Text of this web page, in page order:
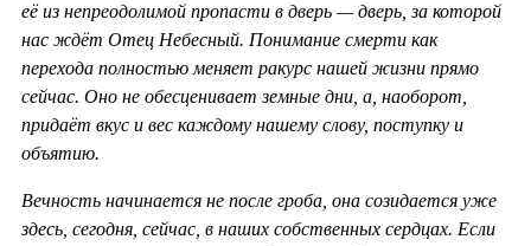
её из непреодолимой пропасти в дверь — дверь, за которой
нас ждёт Отец Небесный. Понимание смерти как
перехода полностью меняет ракурс нашей жизни прямо
сейчас. Оно не обесценивает земные дни, а, наоборот,
придаёт вкус и вес каждому нашему слову, поступку и
объятию.
Вечность начинается не после гроба, она созидается уже
здесь, сегодня, сейчас, в наших собственных сердцах. Если